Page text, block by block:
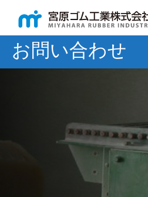
お問い合わせ